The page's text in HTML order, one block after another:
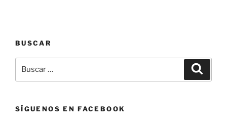
BUSCAR
por:
SÍGUENOS EN FACEBOOK